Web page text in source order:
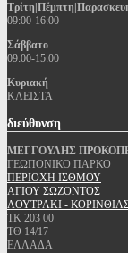
09:00-16:00
Σάββατο
09:00-15:00
Κυριακή
ΚΛΕΙΣΤΑ
διεύθυνση
ΜΕΓΓΟΥΛΗΣ
ΓΕΩΠΟΝΙΚΟ ΠΑΡΚΟ
ΠΕΡΙΟΧΗ ΙΣΘΜΟΥ
ΑΓΙΟΥ ΣΩΖΟΝΤΟΣ
ΛΟΥΤΡΑΚΙ -
ΤΚ 203 00
ΤΘ 14/17
ΕΛΛΑΔΑ